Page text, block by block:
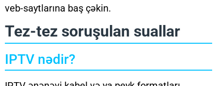
veb-saytlarına baş çəkin.
Tez-tez soruşulan suallar
IPTV nədir?